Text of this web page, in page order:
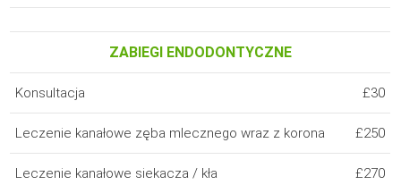
ZABIEGI ENDODONTYCZNE
Konsultacja £30
Leczenie kanałowe zęba mlecznego wraz z korona £250
Leczenie kanałowe siekacza / kła £270